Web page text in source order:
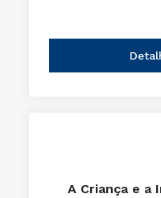
A Criança e a